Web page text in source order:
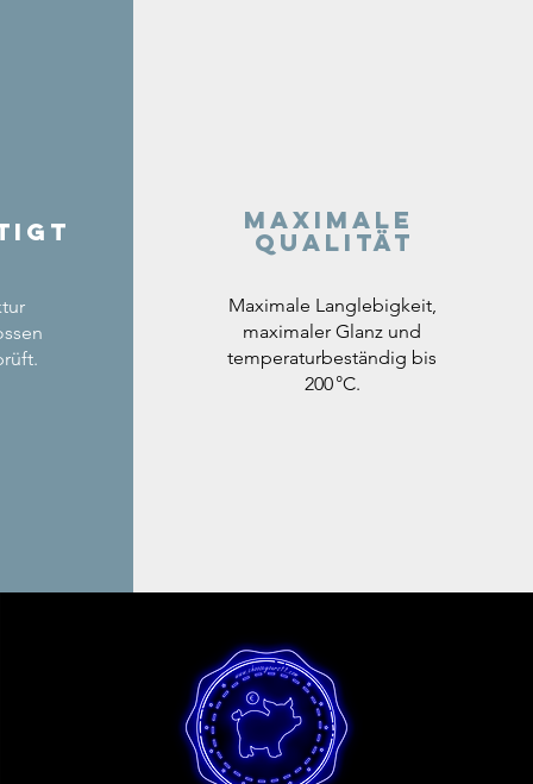
Maximale
Qualität
Maximale Langlebigkeit,
maximaler Glanz und
temperaturbeständig bis
200 °C.